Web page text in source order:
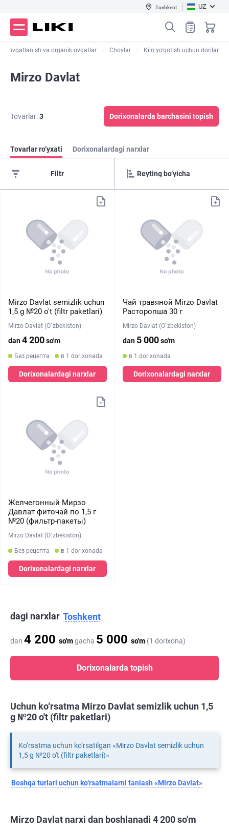
Toshkent UZ
ovqatlanish va organik ovqatlar Choylar Kilo yo'qotish uchun dorilar
Mirzo Davlat
Tovarlar:3 Dorixonalarda barchasini topish
Tovarlar ro‘yxati Dorixonalardagi narxlar
Filtr
Mirzo Davlat semizlik uchun
1,5 g №20 o't (filtr paketlari)
Mirzo Davlat (O`zbekiston)
dan4 200so'm
Без рецепта в 1 dorixonada
Dorixonalardagi narxlar
Чай травяной Mirzo Davlat
Расторопша 30 г
Mirzo Davlat (O`zbekiston)
dan 5 000so'm
в 1 dorixonada
Dorixonalardagi narxlar
Желчегонный Мирзо
Давлат фиточай по 1,5 г
№20 (фильтр-пакеты)
Mirzo Davlat (O`zbekiston)
Без рецепта в 1 dorixonada
Dorixonalardagi narxlar
dagi narxlar Toshkent
dan 4 200 so'mgacha 5 000 so'm (1 dorixona)
Dorixonalarda topish
Uchun ko‘rsatma Mirzo Davlat semizlik uchun 1,5
g №20 o't (filtr paketlari)
Ko‘rsatma uchun ko‘rsatilgan «Mirzo Davlat semizlik uchun
1,5 g №20 o't (filtr paketlari)»
Boshqa turlari uchun ko‘rsatmalarni tanlash «Mirzo Davlat»
Mirzo Davlat narxi dan boshlanadi 4 200 so'm